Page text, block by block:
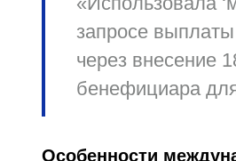
запросе
через внесение
бенефициара
Особенности